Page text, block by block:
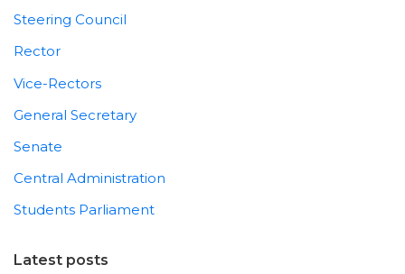
Steering Council
Rector
Vice-Rectors
General Secretary
Senate
Central Administration
Students Parliament
Latest posts